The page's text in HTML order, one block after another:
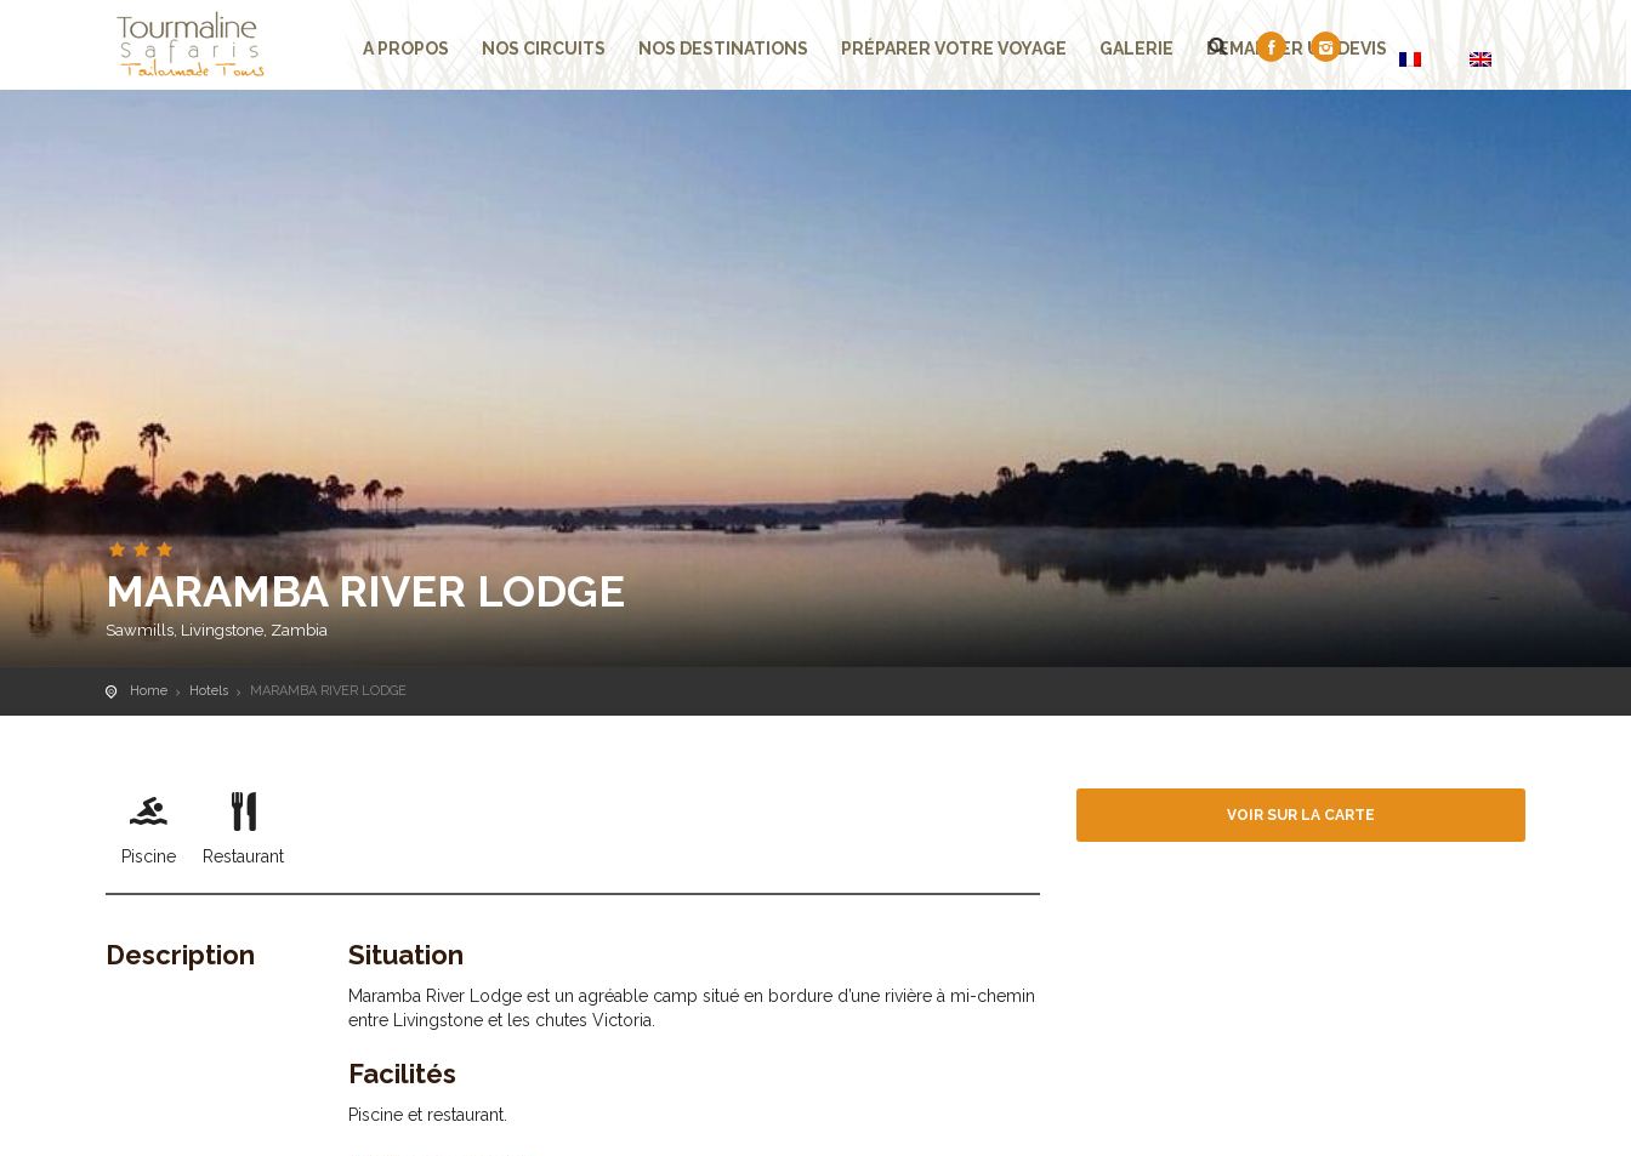
A PROPOS NOS CIRCUITS NOS DESTINATIONS PRÉPARER VOTRE VOYAGE GALERIE DEMANDER UN DEVIS
MARAMBA RIVER LODGE
Sawmills, Livingstone, Zambia
Home Hotels MARAMBA RIVER LODGE
Piscine Restaurant
Description Situation
Maramba River Lodge est un agréable camp situé en bordure d’une rivière à mi-chemin
entre Livingstone et les chutes Victoria.
Facilités
Piscine et restaurant.
VOIR SUR LA CARTE